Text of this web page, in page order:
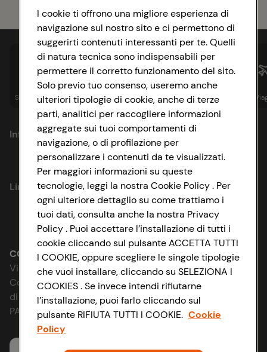
Spesa online Assicurazioni Sapori& Istituzionale
Informazioni
Privacy Policy
Cookie Policy
Impostazioni Cookie
Accessibilità
D&I e Parità di Genere
Strategia Fiscale
Link utili
Lavora con noi
Le cooperative
News & Approfondimenti
Richiami prodotto
Whistleblowing
CONAD SOCIETÀ COOPERATIVA
Via Michelino, 59 | 40127 BOLOGNA
Codice Fiscale e Registro Imprese
di Bologna 00865960157
PARTITA IVA 03320960374
Servizio clienti
I cookie ti offrono una migliore esperienza di
navigazione sul nostro sito e ci permettono di
suggerirti contenuti interessanti per te. Quelli
di natura tecnica sono indispensabili per
permettere il corretto funzionamento del sito.
Solo previo tuo consenso, useremo anche
ulteriori tipologie di cookie, anche di terze
parti, analitici per raccogliere informazioni
aggregate sui tuoi comportamenti di
navigazione, o di profilazione per
personalizzare i contenuti da te visualizzati.
Per maggiori informazioni su queste
tecnologie, leggi la nostra Cookie Policy . Per
ogni ulteriore dettaglio su come trattiamo i
tuoi dati, consulta anche la nostra Privacy
Policy . Puoi accettare l’installazione di tutti i
cookie cliccando sul pulsante ACCETTA TUTTI
I COOKIE, oppure scegliere le singole tipologie
che vuoi installare, cliccando su SELEZIONA I
COOKIES . Se invece intendi rifiutarne
l’installazione, puoi farlo cliccando sul
pulsante RIFIUTA TUTTI I COOKIE. Cookie
Policy